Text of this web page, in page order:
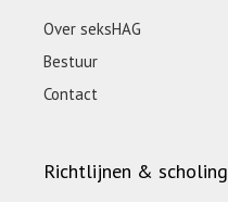
Over seksHAG
Bestuur
Contact
Richtlijnen & scholing